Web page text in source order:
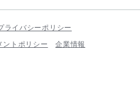
ライバシーポリシー
ントポリシー
企業情報